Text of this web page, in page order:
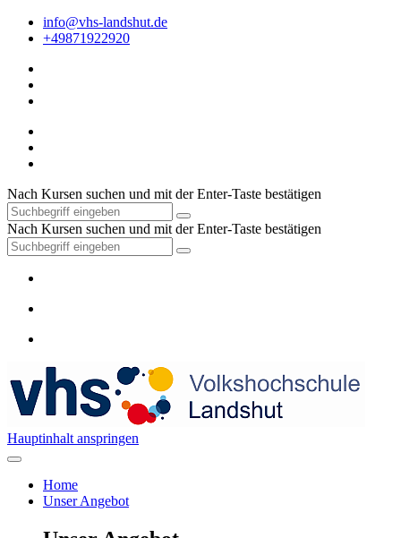
info@vhs-landshut.de
+49871922920
Nach Kursen suchen und mit der Enter-Taste bestätigen
Nach Kursen suchen und mit der Enter-Taste bestätigen
Hauptinhalt anspringen
Home
Unser Angebot